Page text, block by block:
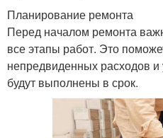
Планирование ремонта
Перед началом ремонта
все этапы работ. Это
непредвиденных расходов и
будут выполнены в срок.